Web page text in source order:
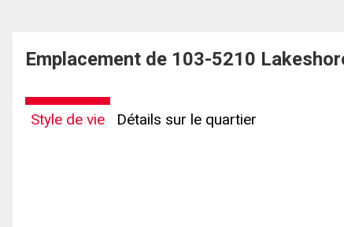
Emplacement de 103-5210
Style de vie Détails sur le quartier